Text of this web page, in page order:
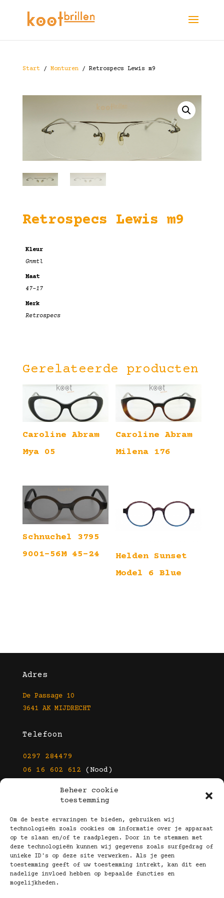
Beheer cookie
toestemming
Om de beste ervaringen te bieden, gebruiken wij
technologieën zoals cookies om informatie over je apparaat
op te slaan en/of te raadplegen. Door in te stemmen met
deze technologieën kunnen wij gegevens zoals surfgedrag of
unieke ID's op deze site verwerken. Als je geen
toestemming geeft of uw toestemming intrekt, kan dit een
nadelige invloed hebben op bepaalde functies en
mogelijkheden.
Start/ Monturen/ Retrospecs Lewis m9
Retrospecs Lewis m9
Kleur
Gnmtl
Maat
47-17
Merk
Retrospecs
Gerelateerde producten
Caroline Abram
Mya 05
Caroline Abram
Milena 176
Schnuchel 3795
9001-56M 45-24
Helden Sunset
Model 6 Blue
Adres
De Passage 10
3641 AK MIJDRECHT
Telefoon
0297 284479
06 16 602 612 (Nood)
info@kootbrillen.nl
Volg Ons!